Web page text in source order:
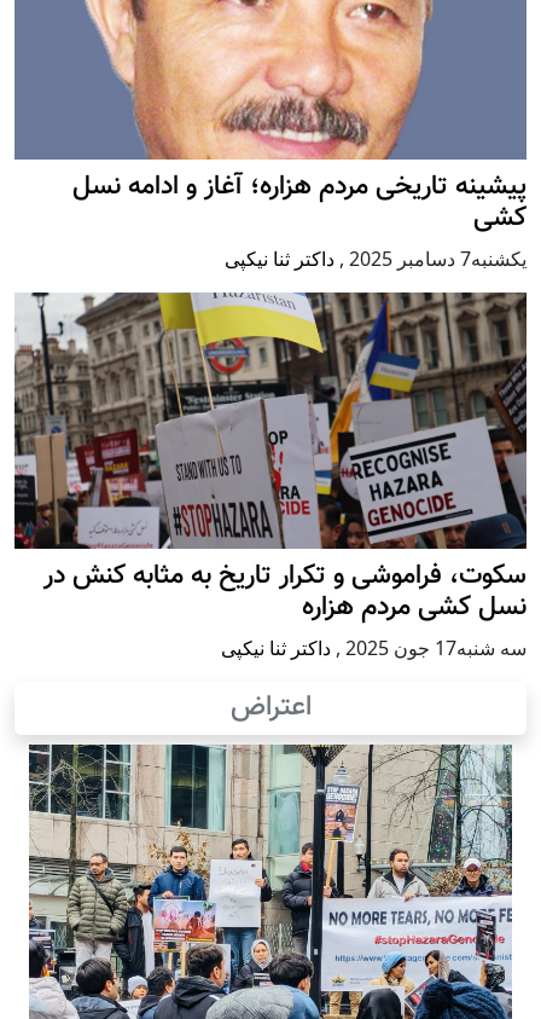
پيشينه تاريخی مردم هزاره؛ آغاز و ادامه نسل
کشی
يكشنبه7 دسامبر 2025 , داکتر ثنا نیکپی
سکوت، فراموشی و تکرار تاريخ به مثابه کنش در
نسل کشی مردم هزاره
سه شنبه17 جون 2025 , داکتر ثنا نیکپی
اعتراض